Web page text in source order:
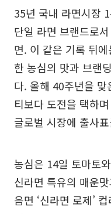
35년 국내 라면시장
단일 라면 브랜드로
면. 이 같은 기록 뒤에
한 농심의 맛과 브랜
다. 올해 40주년을 맞
티보다 도전을 택하
글로벌 시장에 출사
농심은 14일 토마토
신라면 특유의 매운
음면 ‘신라면 로제’